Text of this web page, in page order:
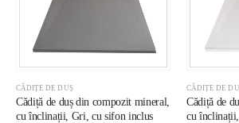
CĂDIȚE DE DUȘ
Cădiță de duș din compozit mineral,
cu înclinații, Gri, cu sifon inclus
CĂDIȚE DE
Cădiță de
cu